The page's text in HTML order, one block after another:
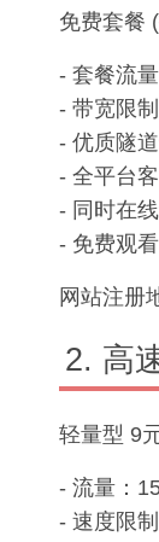
免费套餐
- 套餐流
- 带宽限
- 优质隧
- 全平台
- 同时在
- 免费观
网站注册
高
轻量型 9
- 流量：
- 速度限